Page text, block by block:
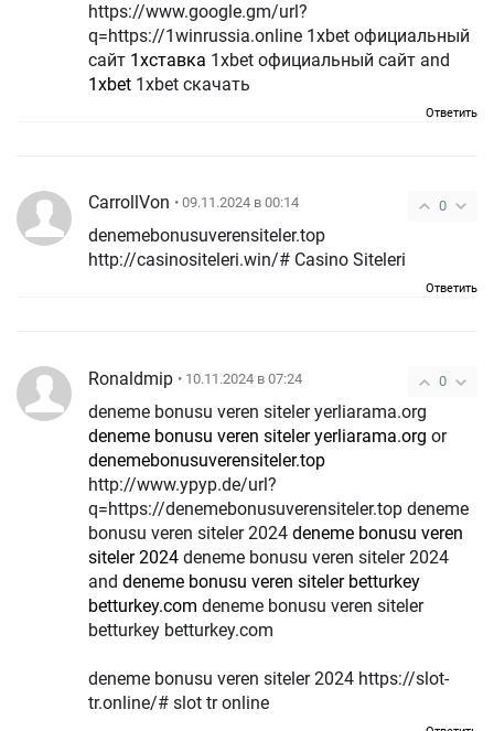
https://www.google.gm/url?
q=https://1winrussia.online 1xbet официальный
сайт 1хставка 1xbet официальный сайт and
1xbet 1xbet скачать
Ответить
0
CarrollVon • 09.11.2024 в 00:14
denemebonusuverensiteler.top
http://casinositeleri.win/# Casino Siteleri
Ответить
0
Ronaldmip • 10.11.2024 в 07:24
deneme bonusu veren siteler yerliarama.org
deneme bonusu veren siteler yerliarama.org or
denemebonusuverensiteler.top
http://www.ypyp.de/url?
q=https://denemebonusuverensiteler.top deneme
bonusu veren siteler 2024 deneme bonusu veren
siteler 2024 deneme bonusu veren siteler 2024
and deneme bonusu veren siteler betturkey
betturkey.com deneme bonusu veren siteler
betturkey betturkey.com
deneme bonusu veren siteler 2024 https://slot-
tr.online/# slot tr online